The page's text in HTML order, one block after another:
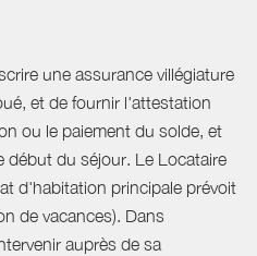
une assurance villégiature
et de fournir l'attestation
ou le paiement du solde, et
début du séjour. Le Locataire
d'habitation principale prévoit
de vacances). Dans
auprès de sa